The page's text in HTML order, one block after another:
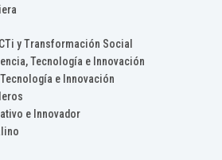
y Transformación Social
Tecnología e Innovación
e Innovación
e Innovador